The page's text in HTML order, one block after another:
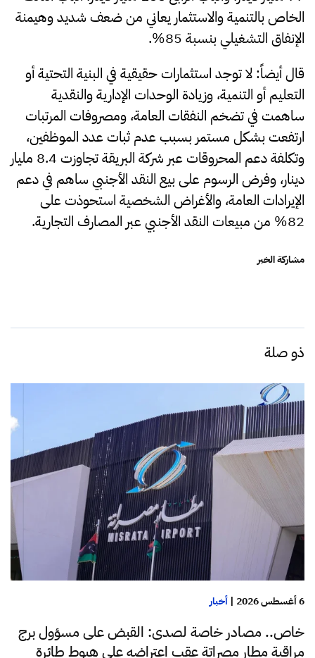
الخاص بالتنمية والاستثمار يعاني من ضعف شديد وهيمنة
الإنفاق التشغيلي بنسبة 85%.
قال أيضاً: لا توجد استثمارات حقيقية في البنية التحتية أو
التعليم أو التنمية، وزيادة الوحدات الإدارية والنقدية
ساهمت في تضخم النفقات العامة، ومصروفات المرتبات
ارتفعت بشكل مستمر بسبب عدم ثبات عدد الموظفين،
وتكلفة دعم المحروقات عبر شركة البريقة تجاوزت 8.4 مليار
دينار، وفرض الرسوم على بيع النقد الأجنبي ساهم في دعم
الإيرادات العامة، والأغراض الشخصية استحوذت على
82% من مبيعات النقد الأجنبي عبر المصارف التجارية.
مشاركة الخبر
ذو صلة
6 أغسطس 2026 | أخبار
خاص.. مصادر خاصة لصدى: القبض على مسؤول برج
مراقبة مطار مصراتة عقب اعتراضه على هبوط طائرة